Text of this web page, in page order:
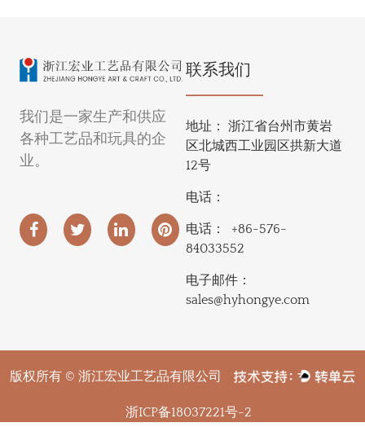
我们是一家生产和供应
各种工艺品和玩具的企
业。
联系我们
地址：浙江省台州市黄岩
区北城西工业园区拱新大道
12号
电话：
电话：
+86-576-
84033552
电子邮件：
sales@hyhongye.com
版权所有 © 浙江宏业工艺品有限公司
浙ICP备18037221号-2